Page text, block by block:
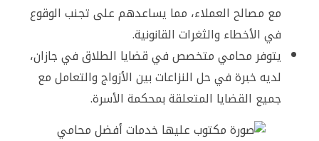
مع مصالح العملاء، مما يساعدهم على تجنب الوقوع
في الأخطاء والثغرات القانونية.
يتوفر محامي متخصص في قضايا الطلاق في جازان،
لديه خبرة في حل النزاعات بين الأزواج والتعامل مع
جميع القضايا المتعلقة بمحكمة الأسرة.